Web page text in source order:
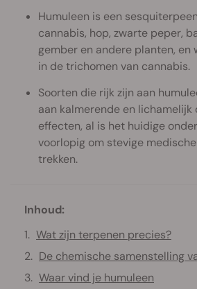
Humuleen is een
cannabis, hop, zwarte peper,
gember en andere planten,
in de trichomen van cannabis.
Soorten die rijk zijn aan
aan kalmerende en lichamelijk
effecten, al is het huidige
voorlopig om stevige
trekken.
Inhoud:
Wat zijn terpenen precies?
De chemische samenstelling
Waar vind je humuleen